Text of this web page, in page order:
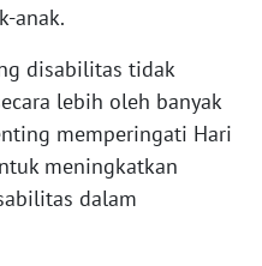
anak.
disabilitas tidak
lebih oleh banyak
memperingati Hari
meningkatkan
dalam